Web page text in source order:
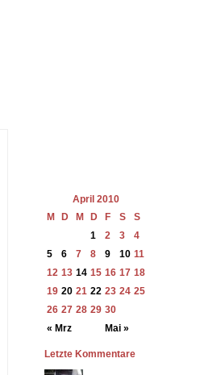
April 2010
M
D M D F S S
« Mrz Mai »
1 2 3
4
5
6 7 8 9 10 11
12 13 14 15 16 17 18
19 20 21 22 23 24 25
26 27 28 29 30
Letzte Kommentare